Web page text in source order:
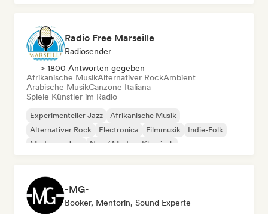
Radio Free Marseille
Radiosender
> 1800 Antworten gegeben
Afrikanische MusikAlternativer RockAmbient
Arabische MusikCanzone Italiana
Spiele Künstler im Radio
Experimenteller Jazz
Afrikanische Musik
Alternativer Rock
Electronica Filmmusik
Indie-Folk
Moderner Jazz
Neo / Modern Klassisch
-MG-
Booker, Mentorin, Sound Experte